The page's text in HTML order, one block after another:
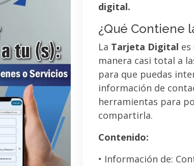
digital.
¿Qué Contiene
La Tarjeta Digital
manera casi total a
para que puedas
información de
herramientas para
compartirla.
Contenido:
• Información de: